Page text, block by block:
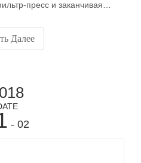
пресс и заканчивая
напоры и прочные
эти насосы одними из
Далее
- 02